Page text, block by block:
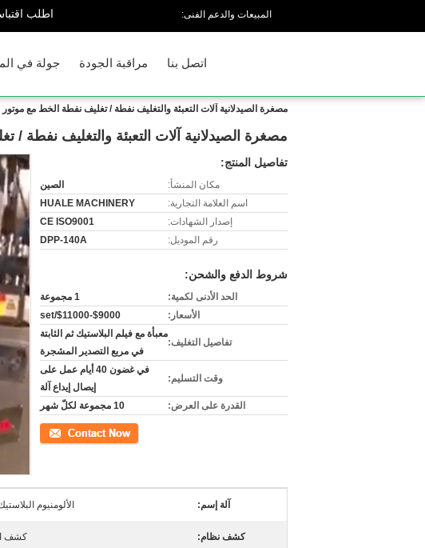
المبيعات والدعم الفنى: اطلب
جولة في مراقبة الجودة اتصل بنا
مصغرة الصيدلانية آلات التعبئة والتغليف نفطة / تغليف نفطة الخط مع
مصغرة الصيدلانية آلات التعبئة والتغليف نفطة
تفاصيل المنتج:
مكان المنشأ:
الصين
اسم العلامة التجارية:
HUALE MACHINERY
إصدار الشهادات:
CE ISO9001
رقم الموديل:
DPP-140A
شروط الدفع والشحن:
الحد الأدنى لكمية:
1 مجموعة
الأسعار:
$9000-$11000/set
تفاصيل التغليف:
معبأة مع فيلم البلاستيك ثم الثابتة
في مربع التصدير المشجرة
وقت التسليم:
في غضون 40 أيام عمل على
إيصال إيداع آلة
القدرة على العرض:
10 مجموعة لكلّ شهر
اتصل
آلة إسم: الألومنيوم
كشف نظام: كشف